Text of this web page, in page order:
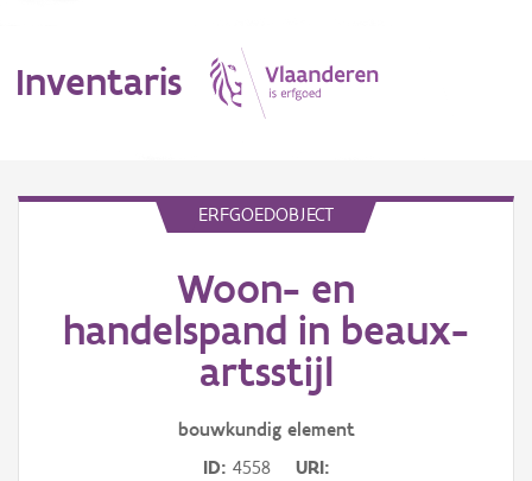
Inventaris
Aanduidingsobject
ERFGOEDOBJECT
Woon- en
handelspand in beaux-
artsstijl
bouwkundig element
ID 4558
URI